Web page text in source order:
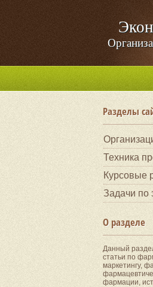
Разделы
Техника
Курсовые
Задачи по
О разделе
Данный
статьи по
маркетингу,
фармации,